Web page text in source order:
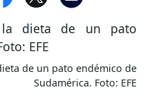
de un pato endémico de
Sudamérica. Foto: EFE